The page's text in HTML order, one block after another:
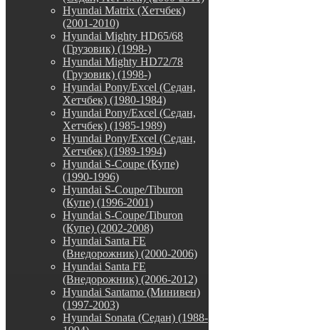
Hyundai Matrix (Хетчбек)
(2001-2010)
Hyundai Mighty HD65/68
(Грузовик) (1998-)
Hyundai Mighty HD72/78
(Грузовик) (1998-)
Hyundai Pony/Excel (Седан,
Хетчбек) (1980-1984)
Hyundai Pony/Excel (Седан,
Хетчбек) (1985-1989)
Hyundai Pony/Excel (Седан,
Хетчбек) (1989-1994)
Hyundai S-Coupe (Купе)
(1990-1996)
Hyundai S-Coupe/Tiburon
(Купе) (1996-2001)
Hyundai S-Coupe/Tiburon
(Купе) (2002-2008)
Hyundai Santa FE
(Внедорожник) (2000-2006)
Hyundai Santa FE
(Внедорожник) (2006-2012)
Hyundai Santamo (Минивен)
(1997-2003)
Hyundai Sonata (Седан) (1988-